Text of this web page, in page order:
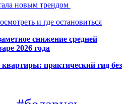
новым трендом
и где остановиться
снижение средней
2026 года
практический гид без